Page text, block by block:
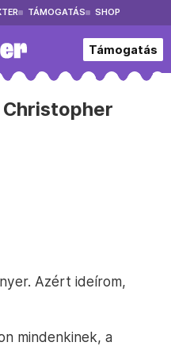
TÁMOGATÁS SHOP
Támogatás
Azért ideírom,
mindenkinek, a